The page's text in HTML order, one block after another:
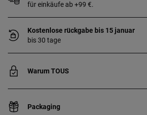
für einkäufe ab +99 €.
Kostenlose rückgabe bis 15 januar
bis 30 tage
Warum TOUS
Packaging